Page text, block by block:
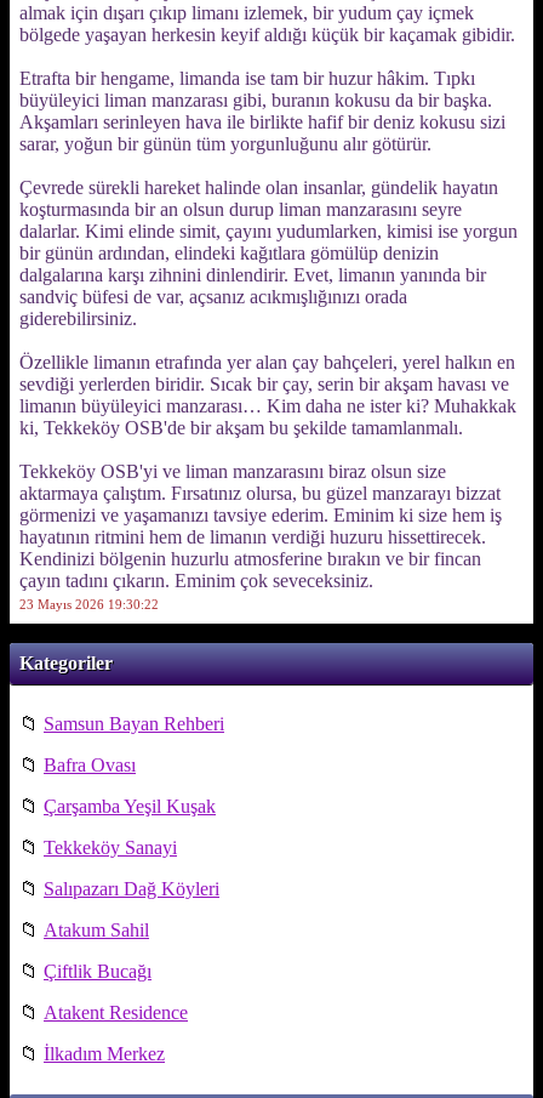
Kategoriler
📁 Samsun Bayan Rehberi
📁 Bafra Ovası
📁 Çarşamba Yeşil Kuşak
📁 Tekkeköy Sanayi
📁 Salıpazarı Dağ Köyleri
📁 Atakum Sahil
📁 Çiftlik Bucağı
📁 Atakent Residence
📁 İlkadım Merkez
almak için dışarı çıkıp limanı izlemek, bir yudum çay içmek
bölgede yaşayan herkesin keyif aldığı küçük bir kaçamak gibidir.
Etrafta bir hengame, limanda ise tam bir huzur hâkim. Tıpkı
büyüleyici liman manzarası gibi, buranın kokusu da bir başka.
Akşamları serinleyen hava ile birlikte hafif bir deniz kokusu sizi
sarar, yoğun bir günün tüm yorgunluğunu alır götürür.
Çevrede sürekli hareket halinde olan insanlar, gündelik hayatın
koşturmasında bir an olsun durup liman manzarasını seyre
dalarlar. Kimi elinde simit, çayını yudumlarken, kimisi ise yorgun
bir günün ardından, elindeki kağıtlara gömülüp denizin
dalgalarına karşı zihnini dinlendirir. Evet, limanın yanında bir
sandviç büfesi de var, açsanız acıkmışlığınızı orada
giderebilirsiniz.
Özellikle limanın etrafında yer alan çay bahçeleri, yerel halkın en
sevdiği yerlerden biridir. Sıcak bir çay, serin bir akşam havası ve
limanın büyüleyici manzarası… Kim daha ne ister ki? Muhakkak
ki, Tekkeköy OSB'de bir akşam bu şekilde tamamlanmalı.
Tekkeköy OSB'yi ve liman manzarasını biraz olsun size
aktarmaya çalıştım. Fırsatınız olursa, bu güzel manzarayı bizzat
görmenizi ve yaşamanızı tavsiye ederim. Eminim ki size hem iş
hayatının ritmini hem de limanın verdiği huzuru hissettirecek.
Kendinizi bölgenin huzurlu atmosferine bırakın ve bir fincan
çayın tadını çıkarın. Eminim çok seveceksiniz.
23 Mayıs 2026 19:30:22